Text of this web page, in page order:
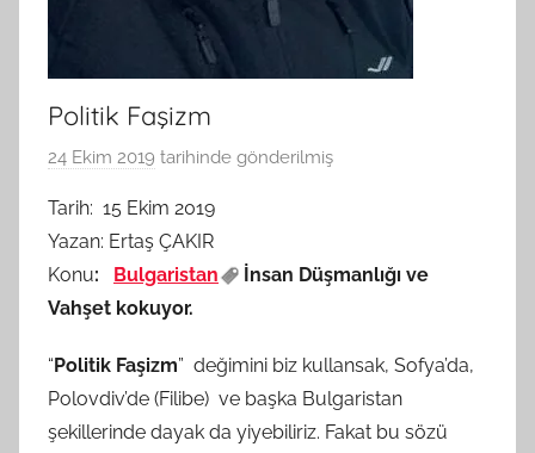
Politik Faşizm
24 Ekim 2019 tarihinde gönderilmiş
M
r
a
f
Tarih: 15 Ekim 2019
Yazan: Ertaş ÇAKIR
Konu: Bulgaristan
İnsan Düşmanlığı ve
Vahşet kokuyor.
“ Politik Faşizm” değimini biz kullansak, Sofya’da,
Polovdiv’de (Filibe) ve başka Bulgaristan
şekillerinde dayak da yiyebiliriz. Fakat bu sözü